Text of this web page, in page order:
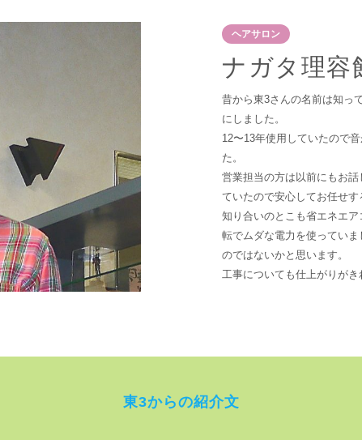
ヘアサロン
ナガタ理容
昔から東3さんの名前は知っ
にしました。
12〜13年使用していたので
た。
営業担当の方は以前にもお
ていたので安心してお任せす
知り合いのとこも省エネエ
転でムダな電力を使ってい
のではないかと思います。
工事についても仕上がりがき
東3からの紹介文